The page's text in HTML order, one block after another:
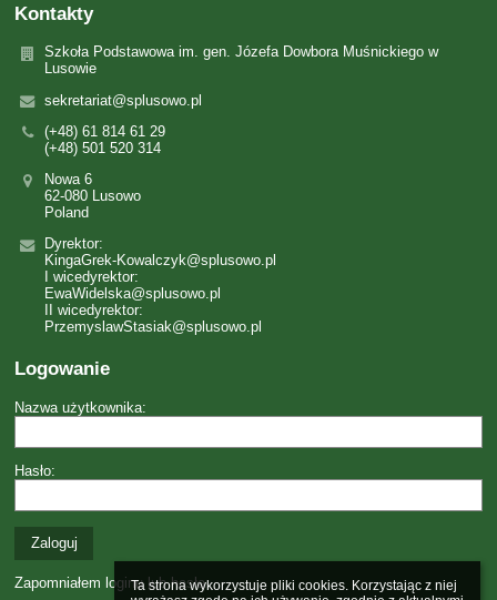
Ta strona wykorzystuje pliki cookies. Korzystając z niej
Kontakty
Szkoła Podstawowa im. gen. Józefa Dowbora Muśnickiego w
Lusowie
sekretariat@splusowo.pl
(+48) 61 814 61 29
(+48) 501 520 314
Nowa 6
62-080 Lusowo
Poland
Dyrektor:
KingaGrek-Kowalczyk@splusowo.pl
I wicedyrektor:
EwaWidelska@splusowo.pl
II wicedyrektor:
PrzemyslawStasiak@splusowo.pl
Logowanie
Nazwa użytkownika:
Hasło:
Zapomniałem loginu lub hasła